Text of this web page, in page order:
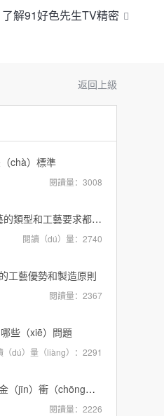
了解91好色先生TV精密
返回上級
chà）標準
閱讀量：3008
五金拉伸工（gōng）藝的類型和工藝要求都有哪些內容？
閱讀（dú）量：2740
工藝優勢和製造原則
閱讀量：2367
些（xiē）問題
（dú）量（liàng）：2291
91好色先生TV精密-五金（jīn）衝（chōng）壓模具設計用什麽軟件好
閱讀量：2226